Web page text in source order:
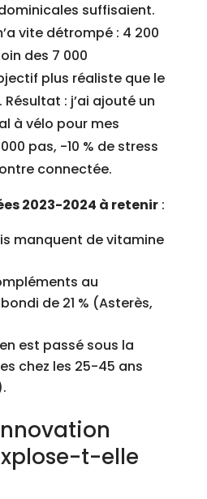
suffisaient.
vite détrompé : 4 200
des 7 000
plus réaliste que le
: j’ai ajouté un
à vélo pour mes
pas, -10 % de stress
connectée.
2023-2024 à retenir:
manquent de vitamine
au
de 21 % (Asterès,
est passé sous la
chez les 25-45 ans
t-elle